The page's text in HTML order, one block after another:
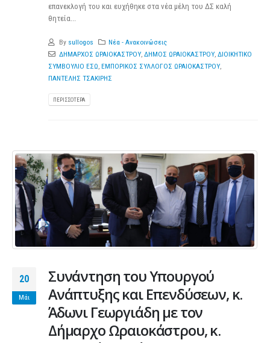
επανεκλογή του και ευχήθηκε στα νέα μέλη του ΔΣ καλή
θητεία...
By sullogos
Νέα - Ανακοινώσεις
ΔΗΜΑΡΧΟΣ ΩΡΑΙΟΚΑΣΤΡΟΥ, ΔΗΜΟΣ ΩΡΑΙΟΚΑΣΤΡΟΥ, ΔΙΟΙΚΗΤΙΚΟ
ΣΥΜΒΟΥΛΙΟ ΕΣΩ ΕΜΠΟΡΙΚΟΣ ΣΥΛΛΟΓΟΣ ΩΡΑΙΟΚΑΣΤΡΟΥ
ΠΑΝΤΕΛΗΣ ΤΣΑΚΙΡΗΣ
ΠΕΡΙΣΣΌΤΕΡΑ
20
Μάι
Συνάντηση του Υπουργού
Ανάπτυξης και Επενδύσεων, κ.
Άδωνι Γεωργιάδη με τον
Δήμαρχο Ωραιοκάστρου, κ.